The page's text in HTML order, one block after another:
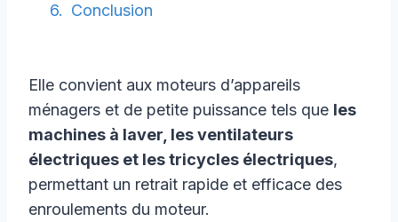
Conclusion
Elle convient aux moteurs d’appareils
ménagers et de petite puissance tels que les
machines à laver, les ventilateurs
électriques et les tricycles électriques,
permettant un retrait rapide et efficace des
enroulements du moteur.